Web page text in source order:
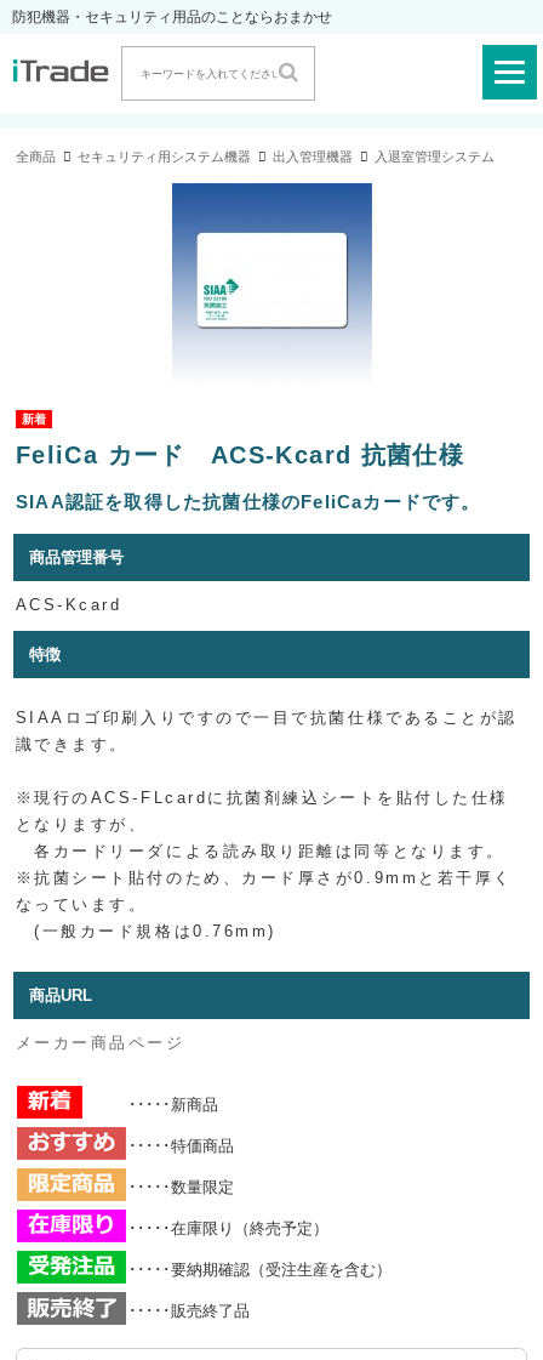
防犯機器・セキュリティ用品のことならおまかせ
全商品 セキュリティ用システム機器 出入管理機器 入退室管理システム
FeliCa カード ACS-Kcard 抗菌仕様
SIAA認証を取得した抗菌仕様のFeliCaカードです。
商品管理番号
ACS-Kcard
特徴
SIAAロゴ印刷入りですので一目で抗菌仕様であることが認
識できます。
※現行のACS-FLcardに抗菌剤練込シートを貼付した仕様
となりますが、
各カードリーダによる読み取り距離は同等となります。
※抗菌シート貼付のため、カード厚さが0.9mmと若干厚く
なっています。
(一般カード規格は0.76mm)
商品URL
メーカー商品ページ
･････新商品
･････特価商品
･････数量限定
･････在庫限り（終売予定）
･････要納期確認（受注生産を含む）
･････販売終了品